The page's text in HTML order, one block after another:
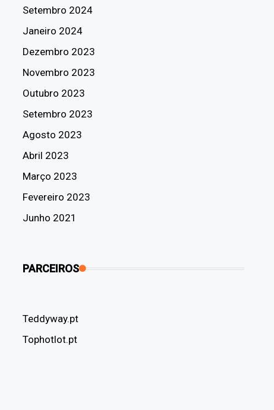
Setembro 2024
Janeiro 2024
Dezembro 2023
Novembro 2023
Outubro 2023
Setembro 2023
Agosto 2023
Abril 2023
Março 2023
Fevereiro 2023
Junho 2021
PARCEIROS
Teddyway.pt
Tophotlot.pt